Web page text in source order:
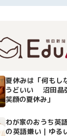
夏休みは「何もし
うどいい 沼田晶
笑顔の夏休み」
わが家のおうち英
の英語嫌い｜ゆる